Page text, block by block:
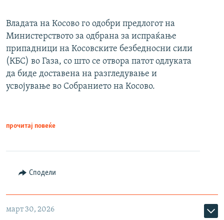
Владата на Косово го одобри предлогот на
Министерството за одбрана за испраќање
припадници на Косовските безбедносни сили
(КБС) во Газа, со што се отвора патот одлуката
да биде доставена на разгледување и
усвојување во Собранието на Косово.
прочитај повеќе
Сподели
март 30, 2026